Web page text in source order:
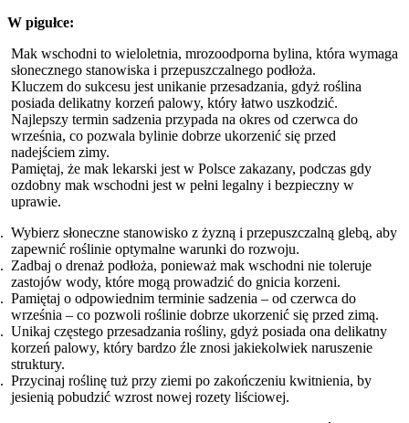
W pigułce:
Mak wschodni to wieloletnia, mrozoodporna bylina, która wymaga
słonecznego stanowiska i przepuszczalnego podłoża.
Kluczem do sukcesu jest unikanie przesadzania, gdyż roślina
posiada delikatny korzeń palowy, który łatwo uszkodzić.
Najlepszy termin sadzenia przypada na okres od czerwca do
września, co pozwala bylinie dobrze ukorzenić się przed
nadejściem zimy.
Pamiętaj, że mak lekarski jest w Polsce zakazany, podczas gdy
ozdobny mak wschodni jest w pełni legalny i bezpieczny w
uprawie.
Wybierz słoneczne stanowisko z żyzną i przepuszczalną glebą, aby
zapewnić roślinie optymalne warunki do rozwoju.
Zadbaj o drenaż podłoża, ponieważ mak wschodni nie toleruje
zastojów wody, które mogą prowadzić do gnicia korzeni.
Pamiętaj o odpowiednim terminie sadzenia – od czerwca do
września – co pozwoli roślinie dobrze ukorzenić się przed zimą.
Unikaj częstego przesadzania rośliny, gdyż posiada ona delikatny
korzeń palowy, który bardzo źle znosi jakiekolwiek naruszenie
struktury.
Przycinaj roślinę tuż przy ziemi po zakończeniu kwitnienia, by
jesienią pobudzić wzrost nowej rozety liściowej.